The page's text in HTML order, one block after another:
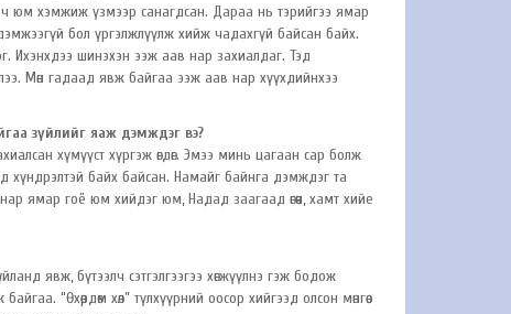
юм хэмжиж үзмээр санагдсан. Дараа нь тэрийгээ ямар
бол үргэлжлүүлж хийж чадахгүй байсан байх.
Ихэнхдээ шинэхэн ээж аав нар захиалдаг. Тэд
Мөн гадаад явж байгаа ээж аав нар хүүхдийнхээ
зүйлийг яаж дэмждэг вэ?
хүмүүст хүргэж өгдөг. Эмээ минь цагаан сар болж
хүндрэлтэй байх байсан. Намайг байнга дэмждэг та
ямар гоё юм хийдэг юм, Надад заагаад өгөөч, хамт хийе
явж, бүтээлч сэтгэлгээгээ хөгжүүлнэ гэж бодож
“Өхөөрдөм хөл” түлхүүрний оосор хийгээд олсон мөнгөө